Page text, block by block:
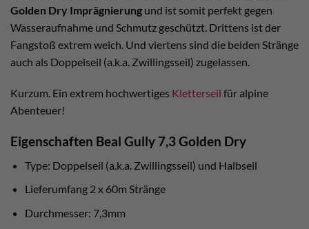
Golden Dry Imprägnierung und ist somit perfekt gegen
Wasseraufnahme und Schmutz geschützt. Drittens ist der
Fangstoß extrem weich. Und viertens sind die beiden Stränge
auch als Doppelseil (a.k.a. Zwillingsseil) zugelassen.
Kurzum. Ein extrem hochwertiges Kletterseil für alpine
Abenteuer!
Eigenschaften Beal Gully 7,3 Golden Dry
Type: Doppelseil (a.k.a. Zwillingsseil) und Halbseil
Lieferumfang 2 x 60m Stränge
Durchmesser: 7,3mm